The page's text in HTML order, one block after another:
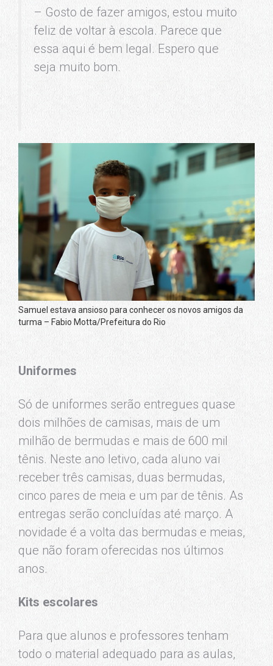
– Gosto de fazer amigos, estou muito
feliz de voltar à escola. Parece que
essa aqui é bem legal. Espero que
seja muito bom.
Samuel estava ansioso para conhecer os novos amigos da
turma – Fabio Motta/Prefeitura do Rio
Uniformes
Só de uniformes serão entregues quase
dois milhões de camisas, mais de um
milhão de bermudas e mais de 600 mil
tênis. Neste ano letivo, cada aluno vai
receber três camisas, duas bermudas,
cinco pares de meia e um par de tênis. As
entregas serão concluídas até março. A
novidade é a volta das bermudas e meias,
que não foram oferecidas nos últimos
anos.
Kits escolares
Para que alunos e professores tenham
todo o material adequado para as aulas,